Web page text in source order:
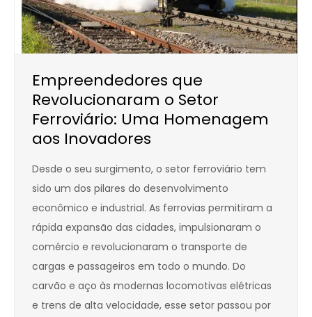
Empreendedores que
Revolucionaram o Setor
Ferroviário: Uma Homenagem
aos Inovadores
Desde o seu surgimento, o setor ferroviário tem
sido um dos pilares do desenvolvimento
econômico e industrial. As ferrovias permitiram a
rápida expansão das cidades, impulsionaram o
comércio e revolucionaram o transporte de
cargas e passageiros em todo o mundo. Do
carvão e aço às modernas locomotivas elétricas
e trens de alta velocidade, esse setor passou por